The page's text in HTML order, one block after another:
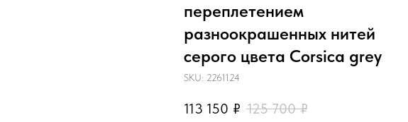
переплетением
разноокрашенных нитей
серого цвета Corsica grey
SKU: 2261124
113 150 ₽ 125 700 ₽